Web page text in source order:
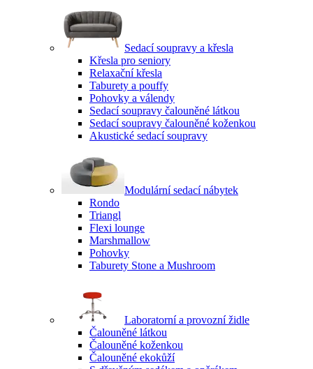
Sedací soupravy a křesla
Křesla pro seniory
Relaxační křesla
Taburety a pouffy
Pohovky a válendy
Sedací soupravy čalouněné látkou
Sedací soupravy čalouněné koženkou
Akustické sedací soupravy
Modulární sedací nábytek
Rondo
Triangl
Flexi lounge
Marshmallow
Pohovky
Taburety Stone a Mushroom
Laboratorní a provozní židle
Čalouněné látkou
Čalouněné koženkou
Čalouněné ekokůží